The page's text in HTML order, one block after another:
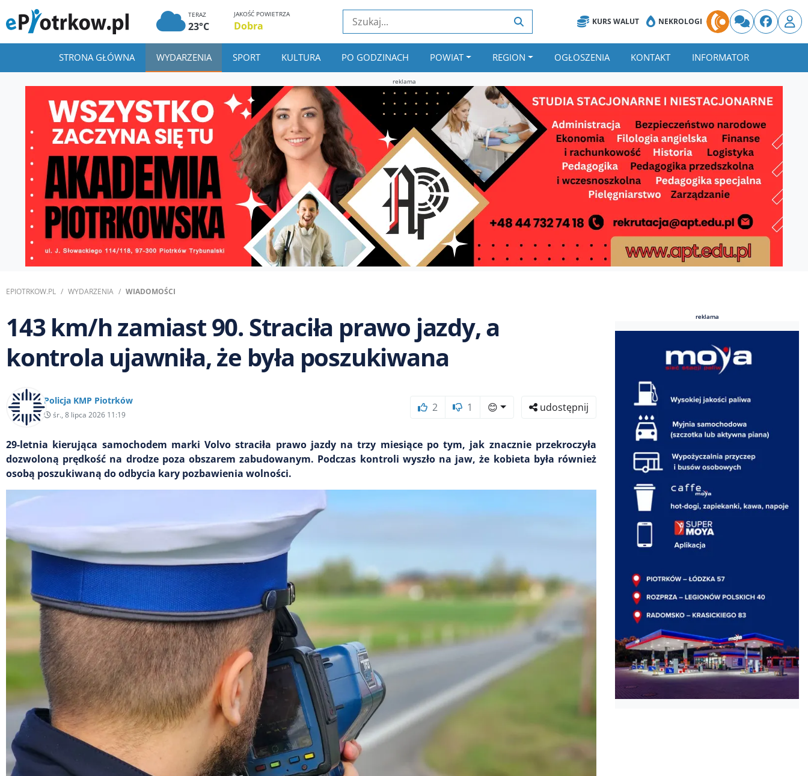
TERAZ
23°C
JAKOŚĆ POWIETRZA
Dobra KURS WALUT NEKROLOGI
STRONA GŁÓWNA WYDARZENIA SPORT KULTURA PO GODZINACH POWIAT REGION OGŁOSZENIA KONTAKT INFORMATOR
reklama
EPIOTRKOW.PL WYDARZENIA WIADOMOŚCI
143 km/h zamiast 90. Straciła prawo jazdy, a
kontrola ujawniła, że była poszukiwana
Policja KMP Piotrków
śr., 8 lipca 2026 11:19
2 1 😊 udostępnij
29-letnia kierująca samochodem marki Volvo straciła prawo jazdy na trzy miesiące po tym, jak znacznie przekroczyła
dozwoloną prędkość na drodze poza obszarem zabudowanym. Podczas kontroli wyszło na jaw, że kobieta była również
osobą poszukiwaną do odbycia kary pozbawienia wolności.
reklama
reklama